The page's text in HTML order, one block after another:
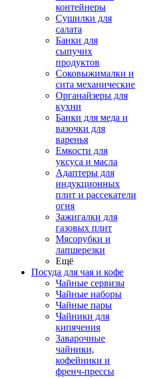
контейнеры
Сушилки для
салата
Банки для
сыпучих
продуктов
Соковыжималки и
сита механические
Органайзеры для
кухни
Банки для меда и
вазочки для
варенья
Емкости для
уксуса и масла
Адаптеры для
индукционных
плит и рассекатели
огня
Зажигалки для
газовых плит
Мясорубки и
лапшерезки
Ещё
Посуда для чая и кофе
Чайные сервизы
Чайные наборы
Чайные пары
Чайники для
кипячения
Заварочные
чайники,
кофейники и
френч-прессы